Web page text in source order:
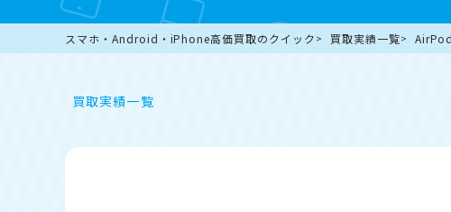
スマホ・Android・iPhone高価買取のクイック 買取実績一覧
買取実績一覧